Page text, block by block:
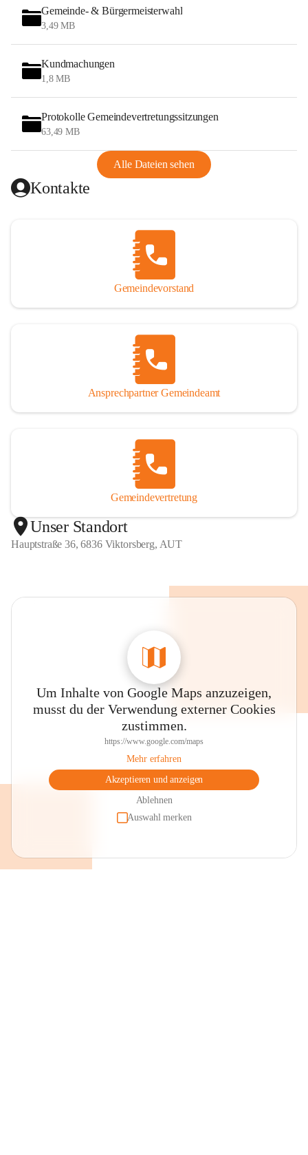
Gemeinde- & Bürgermeisterwahl
3,49 MB
Kundmachungen
1,8 MB
Protokolle Gemeindevertretungssitzungen
63,49 MB
Alle Dateien sehen
Kontakte
Gemeindevorstand
Ansprechpartner Gemeindeamt
Gemeindevertretung
Unser Standort
Hauptstraße 36, 6836 Viktorsberg, AUT
Um Inhalte von Google Maps anzuzeigen,
musst du der Verwendung externer Cookies
zustimmen.
https://www.google.com/maps
Mehr erfahren
Akzeptieren und anzeigen
Ablehnen
Auswahl merken